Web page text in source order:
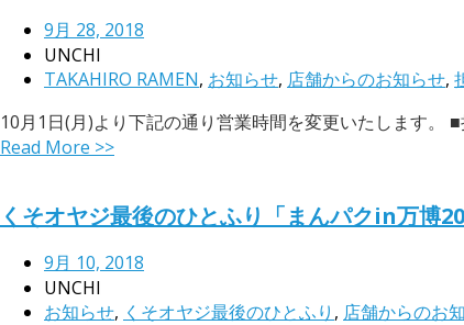
9月 28, 2018
UNCHI
TAKAHIRO RAMEN, お知らせ, 店舗からのお知らせ,
10月1日(月)より下記の通り営業時間を変更いたします。
Read More >>
くそオヤジ最後のひとふり「まんパクin万博
9月 10, 2018
UNCHI
お知らせ, くそオヤジ最後のひとふり , 店舗からのお